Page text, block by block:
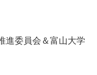
進委員会＆富山大学